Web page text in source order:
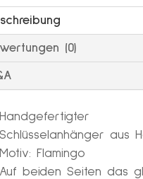
r
n
e
(0)
Handgefertigter
Schlüsselanhänger aus
Motiv: Flamingo
Auf beiden Seiten das